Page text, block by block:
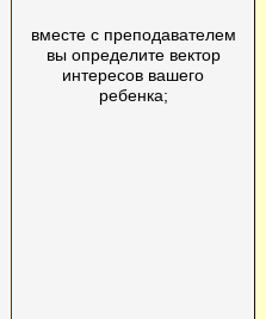
вместе с преподавателем
вы определите вектор
интересов вашего
ребенка;